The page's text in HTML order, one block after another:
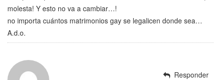
molesta! Y esto no va a cambiar…!
no importa cuántos matrimonios gay se legalicen donde sea…
A.d.o.
Responder